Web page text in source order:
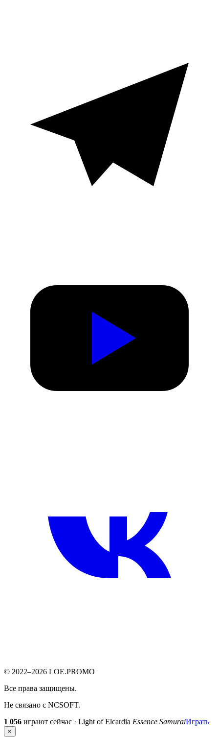
© 2022–2026 LOE.PROMO
Все права защищены.
Не связано с NCSOFT.
1 056 играют сейчас · Light of Elcardia Essence SamuraiИграть
×